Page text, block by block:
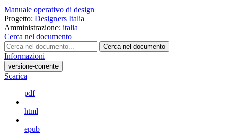
Manuale operativo di design
Progetto: Designers Italia
Amministrazione: italia
Cerca nel documento
Cerca nel documento
Informazioni
versione-corrente
Scarica
pdf
html
epub